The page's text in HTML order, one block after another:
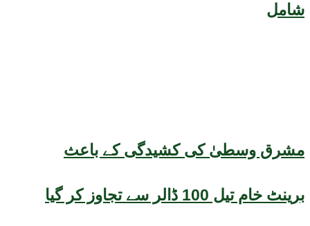
شامل
مشرق وسطیٰ کی کشیدگی کے باعث
برینٹ خام تیل 100 ڈالر سے تجاوز کر گیا